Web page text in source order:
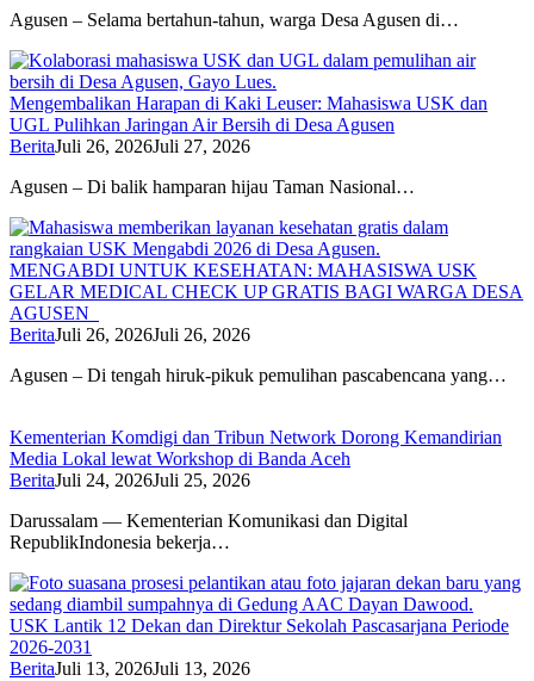
Agusen – Selama bertahun-tahun, warga Desa Agusen di…
Mengembalikan Harapan di Kaki Leuser: Mahasiswa USK dan
UGL Pulihkan Jaringan Air Bersih di Desa Agusen
BeritaJuli 26, 2026Juli 27, 2026
Agusen – Di balik hamparan hijau Taman Nasional…
MENGABDI UNTUK KESEHATAN: MAHASISWA USK
GELAR MEDICAL CHECK UP GRATIS BAGI WARGA DESA
AGUSEN
BeritaJuli 26, 2026Juli 26, 2026
Agusen – Di tengah hiruk-pikuk pemulihan pascabencana yang…
Kementerian Komdigi dan Tribun Network Dorong Kemandirian
Media Lokal lewat Workshop di Banda Aceh
BeritaJuli 24, 2026Juli 25, 2026
Darussalam — Kementerian Komunikasi dan Digital
RepublikIndonesia bekerja…
USK Lantik 12 Dekan dan Direktur Sekolah Pascasarjana Periode
2026-2031
BeritaJuli 13, 2026Juli 13, 2026